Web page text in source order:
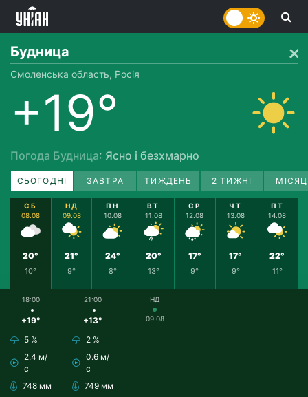
Будница
Смоленська область, Росія
+19°
Погода Будница: Ясно і безхмарно
СЬОГОДНІ ЗАВТРА ТИЖДЕНЬ 2 ТИЖНІ
СБ
08.08
20°
10°
НД
09.08
21°
9°
ПН
10.08
24°
8°
ВТ
11.08
20°
13°
СР
12.08
17°
9°
ЧТ
13.08
17°
9°
ПТ
14.08
22°
11°
18:00
+19°
5 %
2.4 м/
с
748 мм
21:00
+13°
2 %
0.6 м/
с
749 мм
НД
09.08